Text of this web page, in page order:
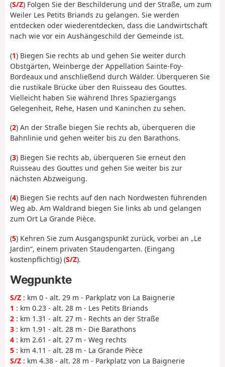
(S/Z) Folgen Sie der Beschilderung und der Straße, um zum
Weiler Les Petits Briands zu gelangen. Sie werden
entdecken oder wiederentdecken, dass die Landwirtschaft
nach wie vor ein Aushängeschild der Gemeinde ist.
(1) Biegen Sie rechts ab und gehen Sie weiter durch
Obstgärten, Weinberge der Appellation Sainte-Foy-
Bordeaux und anschließend durch Wälder. Überqueren Sie
die rustikale Brücke über den Ruisseau des Gouttes.
Vielleicht haben Sie während Ihres Spaziergangs
Gelegenheit, Rehe, Hasen und Kaninchen zu sehen.
(2) An der Straße biegen Sie rechts ab, überqueren die
Bahnlinie und gehen weiter bis zu den Barathons.
(3) Biegen Sie rechts ab, überqueren Sie erneut den
Ruisseau des Gouttes und gehen Sie weiter bis zur
nächsten Abzweigung.
(4) Biegen Sie rechts auf den nach Nordwesten führenden
Weg ab. Am Waldrand biegen Sie links ab und gelangen
zum Ort La Grande Pièce.
(5) Kehren Sie zum Ausgangspunkt zurück, vorbei an „Le
Jardin“, einem privaten Staudengarten. (Eingang
kostenpflichtig) (S/Z).
Wegpunkte
S/Z : km 0 - alt. 29 m - Parkplatz von La Baignerie
1 : km 0.23 - alt. 28 m - Les Petits Briands
2 : km 1.31 - alt. 27 m - Rechts an der Straße
3 : km 1.91 - alt. 28 m - Die Barathons
4 : km 2.61 - alt. 27 m - Weg rechts
5 : km 4.11 - alt. 28 m - La Grande Pièce
S/Z : km 4.38 - alt. 28 m - Parkplatz von La Baignerie